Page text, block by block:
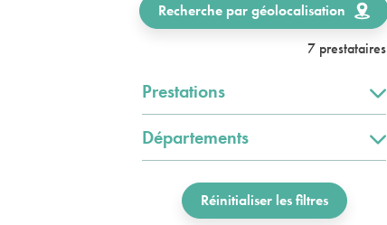
Recherche par géolocalisation
7 prestataires
Prestations
Départements
Réinitialiser les filtres